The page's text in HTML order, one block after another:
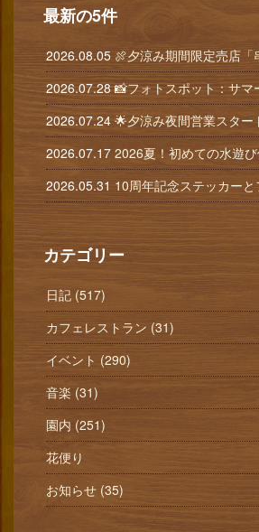
最新の5件
2026.08.05 🍖夕涼み期間限定売店「
2026.07.28 📸フォトスポット：サマ
2026.07.24 🌟夕涼み夜間営業スター
2026.07.17 2026夏！初めての水遊
2026.05.31 10周年記念ステッカーと
カテゴリー
日記 (517)
カフェレストラン (31)
イベント (290)
音楽 (31)
園内 (251)
花便り
お知らせ (35)